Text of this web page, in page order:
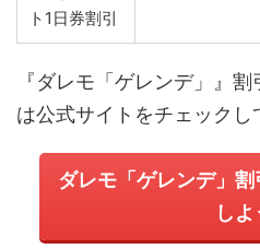
ト1日券割引
『ダレモ「ゲレンデ」』
は公式サイトをチェックし
ダレモ「ゲレンデ」
しよ